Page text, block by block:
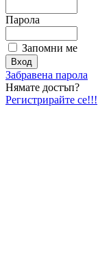
Парола
Запомни ме
Забравена парола
Нямате достъп?
Регистрирайте се!!!